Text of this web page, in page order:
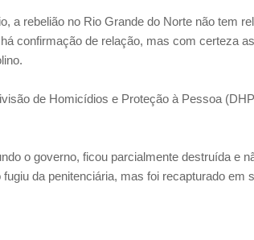
a rebelião no Rio Grande do Norte não tem
confirmação de relação, mas com certeza
de Homicídios e Proteção à Pessoa
o governo, ficou parcialmente destruída e
da penitenciária, mas foi recapturado em